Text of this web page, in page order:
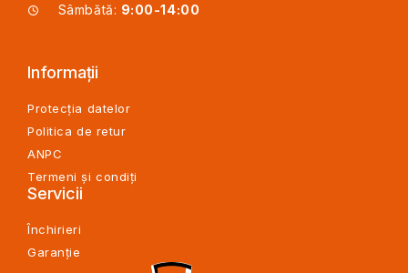
Sâmbătă: 9:00-14:00
Informații
Protecția datelor
Politica de retur
ANPC
Termeni și condiți
Servicii
Închirieri
Garanție